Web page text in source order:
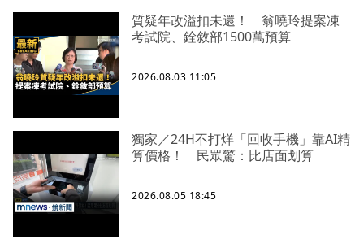
質疑年改溢扣未還！ 翁曉玲提案凍
考試院、銓敘部1500萬預算
2026.08.03 11:05
獨家／24H不打烊「回收手機」靠AI精
算價格！ 民眾驚：比店面划算
2026.08.05 18:45